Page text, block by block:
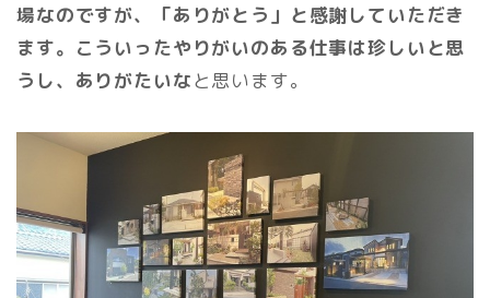
場なのですが、「ありがとう」と感謝していただき
ます。こういったやりがいのある仕事は珍しいと思
うし、ありがたいなと思います。